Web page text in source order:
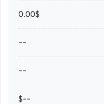
0.00$
--
--
--$